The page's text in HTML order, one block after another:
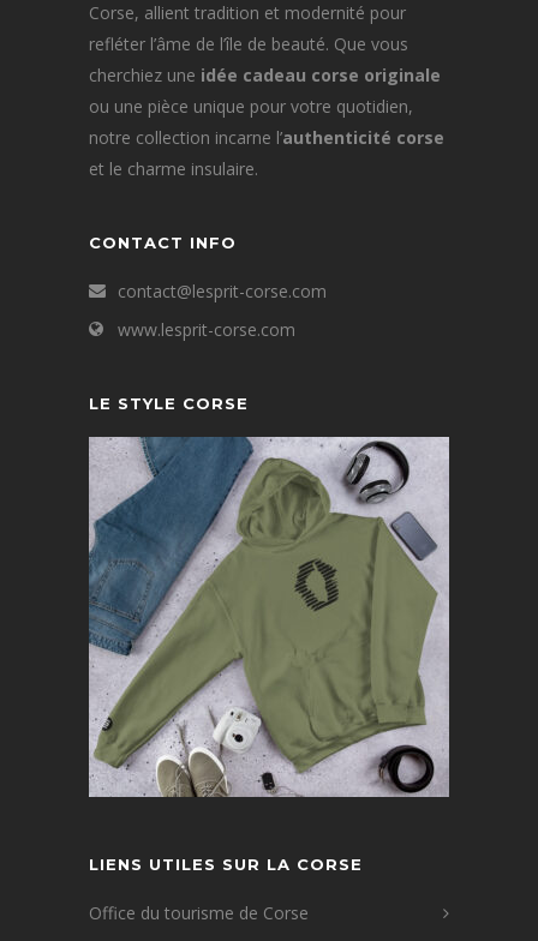
Corse, allient tradition et modernité pour
refléter l’âme de l’île de beauté. Que vous
cherchiez une idée cadeau corse originale
ou une pièce unique pour votre quotidien,
notre collection incarne l’authenticité corse
et le charme insulaire.
CONTACT INFO
contact@lesprit-corse.com
www.lesprit-corse.com
LE STYLE CORSE
LIENS UTILES SUR LA CORSE
Office du tourisme de Corse